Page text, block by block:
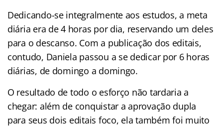
Dedicando-se integralmente aos estudos, a meta
diária era de 4 horas por dia, reservando um deles
para o descanso. Com a publicação dos editais,
contudo, Daniela passou a se dedicar por 6 horas
diárias, de domingo a domingo.
O resultado de todo o esforço não tardaria a
chegar: além de conquistar a aprovação dupla
para seus dois editais foco, ela também foi muito